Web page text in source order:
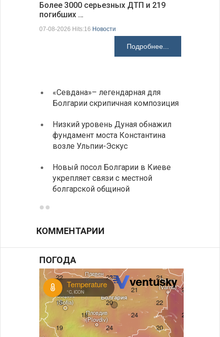
Более 3000 серьезных ДТП и 219
погибших …
07-08-2026 Hits:16 Новости
Подробнее...
«Севдана»– легендарная для
Болгарии скрипичная композиция
Низкий уровень Дуная обнажил
фундамент моста Константина
возле Ульпии-Эскус
Новый посол Болгарии в Киеве
укрепляет связи с местной
болгарской общиной
КОММЕНТАРИИ
ПОГОДА